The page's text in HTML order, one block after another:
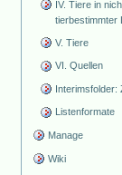
IV. Tiere in
tierbestimmter
V. Tiere
VI. Quellen
Interimsfolder:
Listenformate
Manage
Wiki